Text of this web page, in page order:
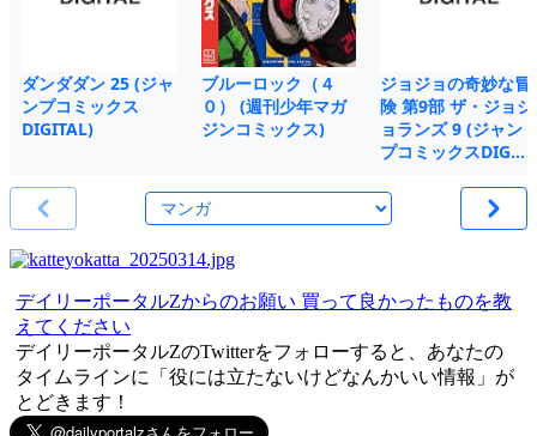
ダンダダン 25 (ジャ
ンプコミックス
DIGITAL)
ブルーロック（４
０） (週刊少年マガ
ジンコミックス)
ジョジョの奇妙な冒
険 第9部 ザ・ジョジ
ョランズ 9 (ジャン
プコミックスDIG…
デイリーポータルZからのお願い 買って良かったものを教
えてください
デイリーポータルZのTwitterをフォローすると、あなたの
タイムラインに「役には立たないけどなんかいい情報」が
とどきます！